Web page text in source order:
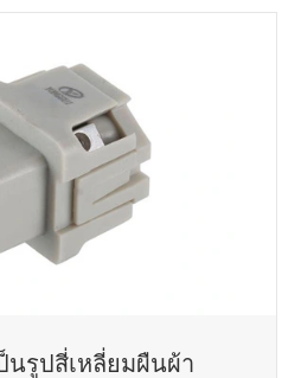
นรูปสี่เหลี่ยมผืนผ้า